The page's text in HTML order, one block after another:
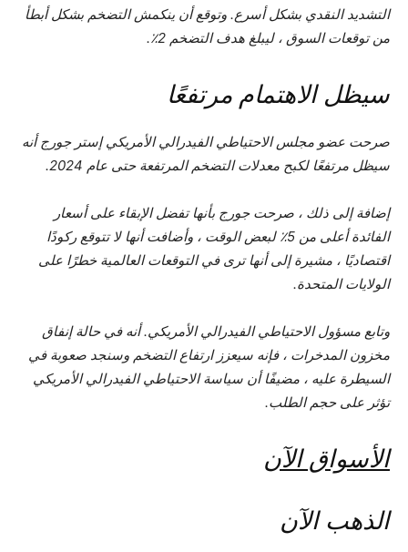
التشديد النقدي بشكل أسرع. وتوقع أن ينكمش التضخم بشكل أبطأ
من توقعات السوق ، ليبلغ هدف التضخم 2٪.
سيظل الاهتمام مرتفعًا
صرحت عضو مجلس الاحتياطي الفيدرالي الأمريكي إستر جورج أنه
سيظل مرتفعًا لكبح معدلات التضخم المرتفعة حتى عام 2024.
إضافة إلى ذلك ، صرحت جورج بأنها تفضل الإبقاء على أسعار
الفائدة أعلى من 5٪ لبعض الوقت ، وأضافت أنها لا تتوقع ركودًا
اقتصاديًا ، مشيرة إلى أنها ترى في التوقعات العالمية خطرًا على
الولايات المتحدة.
وتابع مسؤول الاحتياطي الفيدرالي الأمريكي. أنه في حالة إنفاق
مخزون المدخرات ، فإنه سيعزز ارتفاع التضخم وسنجد صعوبة في
السيطرة عليه ، مضيفًا أن سياسة الاحتياطي الفيدرالي الأمريكي
تؤثر على حجم الطلب.
الأسواق الآن
الذهب الآن